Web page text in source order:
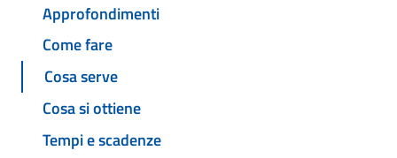
Approfondimenti
Come fare
Cosa serve
Cosa si ottiene
Tempi e scadenze